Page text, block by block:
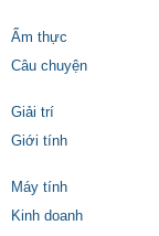
Ẩm thực
Câu chuyện
Giải trí
Giới tính
Máy tính
Kinh doanh